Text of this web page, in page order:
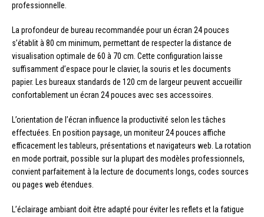
professionnelle.
La profondeur de bureau recommandée pour un écran 24 pouces
s’établit à 80 cm minimum, permettant de respecter la distance de
visualisation optimale de 60 à 70 cm. Cette configuration laisse
suffisamment d’espace pour le clavier, la souris et les documents
papier. Les bureaux standards de 120 cm de largeur peuvent accueillir
confortablement un écran 24 pouces avec ses accessoires.
L’orientation de l’écran influence la productivité selon les tâches
effectuées. En position paysage, un moniteur 24 pouces affiche
efficacement les tableurs, présentations et navigateurs web. La rotation
en mode portrait, possible sur la plupart des modèles professionnels,
convient parfaitement à la lecture de documents longs, codes sources
ou pages web étendues.
L’éclairage ambiant doit être adapté pour éviter les reflets et la fatigue